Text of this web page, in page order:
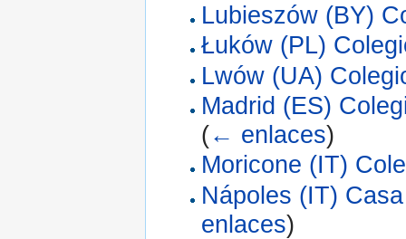
Lubieszów (BY)
Łuków (PL)
Lwów (UA)
Madrid (ES)
(← enlaces)
Moricone (IT)
Nápoles (IT)
enlaces)